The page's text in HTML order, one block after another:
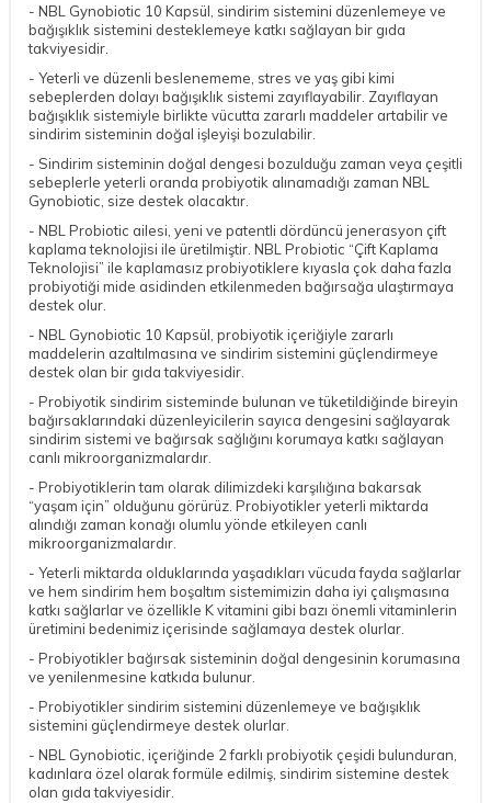
- NBL Gynobiotic 10 Kapsül, sindirim sistemini düzenlemeye ve
bağışıklık sistemini desteklemeye katkı sağlayan bir gıda
takviyesidir.
- Yeterli ve düzenli beslenememe, stres ve yaş gibi kimi
sebeplerden dolayı bağışıklık sistemi zayıflayabilir. Zayıflayan
bağışıklık sistemiyle birlikte vücutta zararlı maddeler artabilir ve
sindirim sisteminin doğal işleyişi bozulabilir.
- Sindirim sisteminin doğal dengesi bozulduğu zaman veya çeşitli
sebeplerle yeterli oranda probiyotik alınamadığı zaman NBL
Gynobiotic, size destek olacaktır.
- NBL Probiotic ailesi, yeni ve patentli dördüncü jenerasyon çift
kaplama teknolojisi ile üretilmiştir. NBL Probiotic “Çift Kaplama
Teknolojisi” ile kaplamasız probiyotiklere kıyasla çok daha fazla
probiyotiği mide asidinden etkilenmeden bağırsağa ulaştırmaya
destek olur.
- NBL Gynobiotic 10 Kapsül, probiyotik içeriğiyle zararlı
maddelerin azaltılmasına ve sindirim sistemini güçlendirmeye
destek olan bir gıda takviyesidir.
- Probiyotik sindirim sisteminde bulunan ve tüketildiğinde bireyin
bağırsaklarındaki düzenleyicilerin sayıca dengesini sağlayarak
sindirim sistemi ve bağırsak sağlığını korumaya katkı sağlayan
canlı mikroorganizmalardır.
- Probiyotiklerin tam olarak dilimizdeki karşılığına bakarsak
“yaşam için” olduğunu görürüz. Probiyotikler yeterli miktarda
alındığı zaman konağı olumlu yönde etkileyen canlı
mikroorganizmalardır.
- Yeterli miktarda olduklarında yaşadıkları vücuda fayda sağlarlar
ve hem sindirim hem boşaltım sistemimizin daha iyi çalışmasına
katkı sağlarlar ve özellikle K vitamini gibi bazı önemli vitaminlerin
üretimini bedenimiz içerisinde sağlamaya destek olurlar.
- Probiyotikler bağırsak sisteminin doğal dengesinin korumasına
ve yenilenmesine katkıda bulunur.
- Probiyotikler sindirim sistemini düzenlemeye ve bağışıklık
sistemini güçlendirmeye destek olurlar.
- NBL Gynobiotic, içeriğinde 2 farklı probiyotik çeşidi bulunduran,
kadınlara özel olarak formüle edilmiş, sindirim sistemine destek
olan gıda takviyesidir.